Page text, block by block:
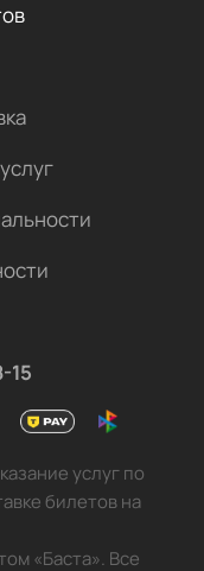
15
услуг по
билетов на
«Баста». Все